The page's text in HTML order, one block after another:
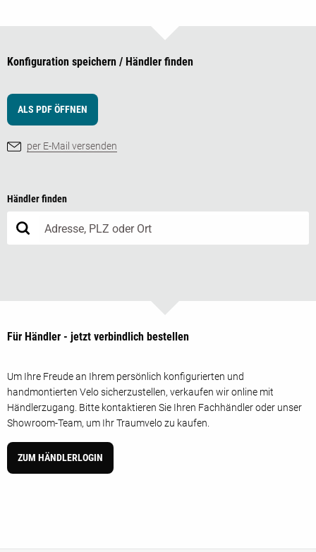
Konfiguration speichern / Händler finden
ALS PDF ÖFFNEN
per E-Mail versenden
Händler finden
Für Händler - jetzt verbindlich bestellen
Um Ihre Freude an Ihrem persönlich konfigurierten und
handmontierten Velo sicherzustellen, verkaufen wir online mit
Händlerzugang. Bitte kontaktieren Sie Ihren Fachhändler oder unser
Showroom-Team, um Ihr Traumvelo zu kaufen.
ZUM HÄNDLERLOGIN